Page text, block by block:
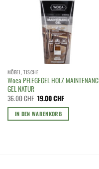
MÖBEL, TISCHE
Woca PFLEGEGEL HOLZ
GEL NATUR
36.00CHF Ursprünglicher
Preis
war:
36.00 CHF
19.00CHFAktueller
ist:
IN DEN WARENKORB